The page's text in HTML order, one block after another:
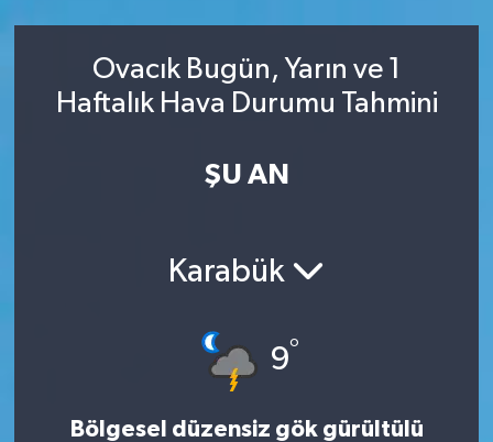
Ovacık Bugün, Yarın ve 1
Haftalık Hava Durumu Tahmini
ŞU AN
Karabük
9°
Bölgesel düzensiz gök gürültülü
İzmir Trafik Yoğunluk Haritası
Süper Lig Puan Durumu ve Fikstür